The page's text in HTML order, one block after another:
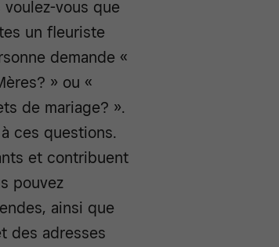
vous que
un fleuriste
demande «
» ou «
de mariage? ».
ces questions.
et contribuent
pouvez
ainsi que
des adresses